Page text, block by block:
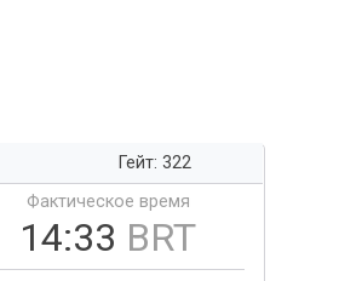
Гейт: 322
Фактическое время
14:33 BRT